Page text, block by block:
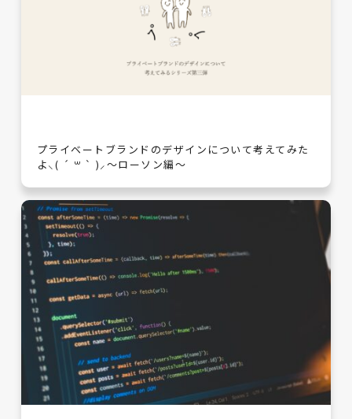
プライベートブランドのデザインについて考えてみた
よ⸜( ´ ꒳ ` )⸝～ローソン編～